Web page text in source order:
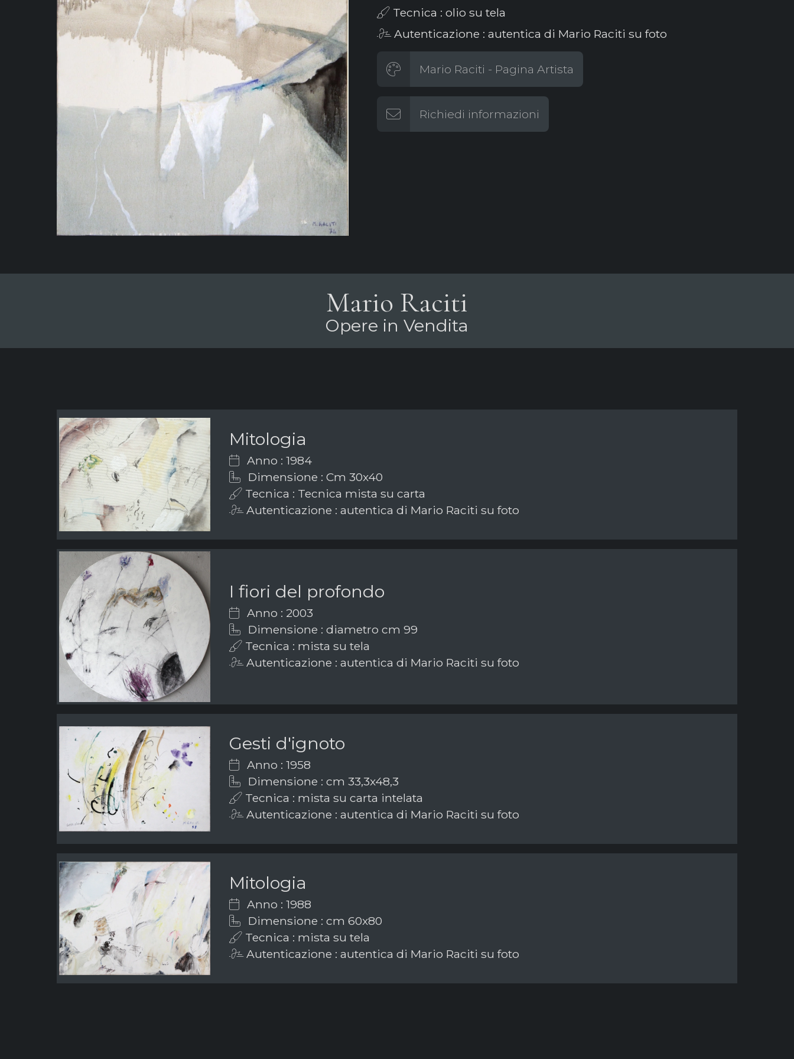
Tecnica : olio su tela
Autenticazione : autentica di Mario Raciti su foto
Mario Raciti - Pagina Artista
Richiedi informazioni
Mario Raciti
Opere in Vendita
Mitologia
Anno : 1984
Dimensione : Cm 30x40
Tecnica : Tecnica mista su carta
Autenticazione : autentica di Mario Raciti su foto
I fiori del profondo
Anno : 2003
Dimensione : diametro cm 99
Tecnica : mista su tela
Autenticazione : autentica di Mario Raciti su foto
Gesti d'ignoto
Anno : 1958
Dimensione : cm 33,3x48,3
Tecnica : mista su carta intelata
Autenticazione : autentica di Mario Raciti su foto
Mitologia
Anno : 1988
Dimensione : cm 60x80
Tecnica : mista su tela
Autenticazione : autentica di Mario Raciti su foto